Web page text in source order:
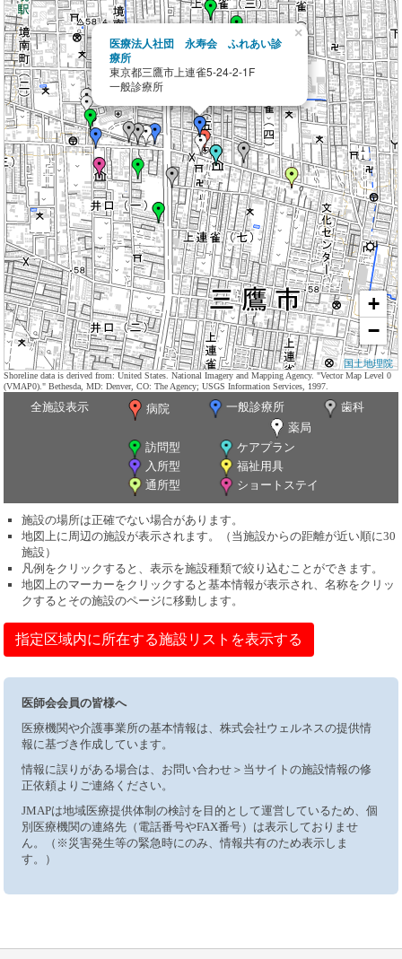
医療法人社団 永寿会 ふれあい診
療所
東京都三鷹市上連雀5-24-2-1F
一般診療所
×
+
−
国土地理院
Shoreline data is derived from: United States. National Imagery and Mapping Agency. "Vector Map Level 0
(VMAP0)." Bethesda, MD: Denver, CO: The Agency; USGS Information Services, 1997.
全施設表示 病院 一般診療所
歯科
薬局
訪問型
ケアプラン
入所型
福祉用具
通所型
ショートステイ
施設の場所は正確でない場合があります。
地図上に周辺の施設が表示されます。（当施設からの距離が近い順に30
施設）
凡例をクリックすると、表示を施設種類で絞り込むことができます。
地図上のマーカーをクリックすると基本情報が表示され、名称をクリッ
クするとその施設のページに移動します。
指定区域内に所在する施設リストを表示する
医師会会員の皆様へ
医療機関や介護事業所の基本情報は、株式会社ウェルネスの提供情
報に基づき作成しています。
情報に誤りがある場合は、お問い合わせ＞当サイトの施設情報の修
正依頼よりご連絡ください。
JMAPは地域医療提供体制の検討を目的として運営しているため、個
別医療機関の連絡先（電話番号やFAX番号）は表示しておりませ
ん。（※災害発生等の緊急時にのみ、情報共有のため表示しま
す。）